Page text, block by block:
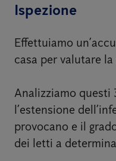
Ispezione
Effettuiamo
casa per valutare
Analizziamo questi
l’estensione
provocano e il
dei letti a